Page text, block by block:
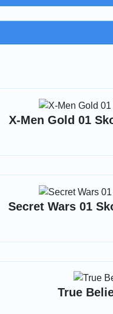
X-Men Gold 01
Secret Wars 01
True